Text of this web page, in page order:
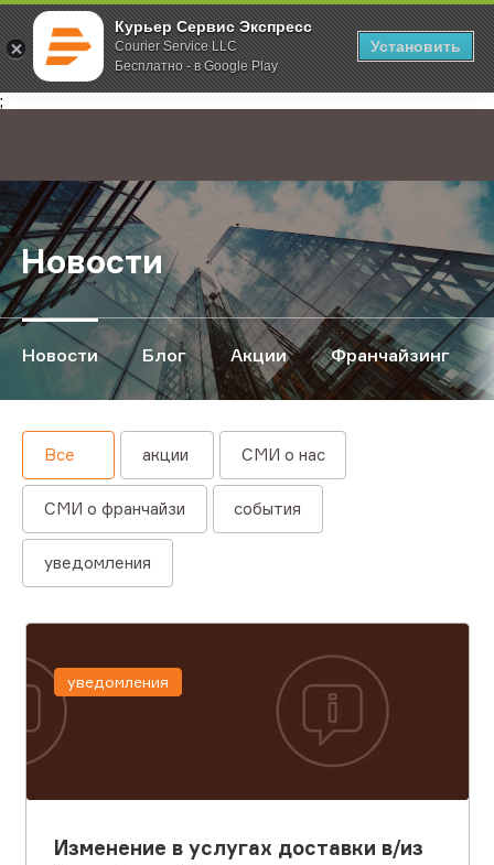
Курьер Сервис Экспресс
Courier Service LLC
Бесплатно - в Google Play
Установить
;
Главная О компании Новости
Новости
Новости Блог Акции Франчайзинг
Все акции СМИ о нас
СМИ о франчайзи события
уведомления
Изменение в услугах доставки в/из
уведомления